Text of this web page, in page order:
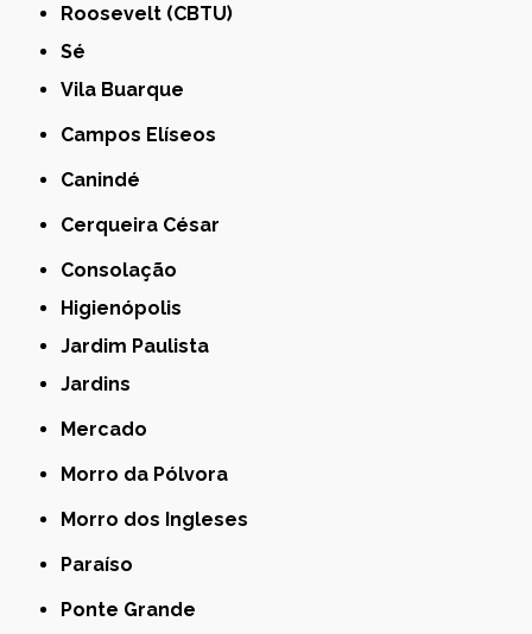
Roosevelt (CBTU)
Sé
Vila Buarque
Campos Elíseos
Canindé
Cerqueira César
Consolação
Higienópolis
Jardim Paulista
Jardins
Mercado
Morro da Pólvora
Morro dos Ingleses
Paraíso
Ponte Grande